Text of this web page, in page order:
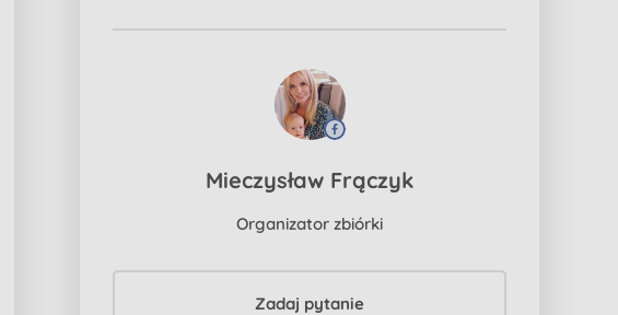
Mieczysław Frączyk
Organizator zbiórki
Zadaj pytanie